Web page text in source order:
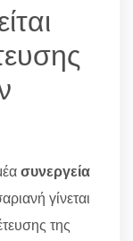
συνεργεία
γίνεται
της